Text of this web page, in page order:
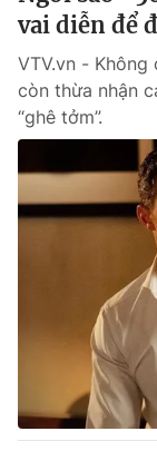
vai diễn để
VTV.vn - Không
còn thừa nhận
“ghê tởm”.